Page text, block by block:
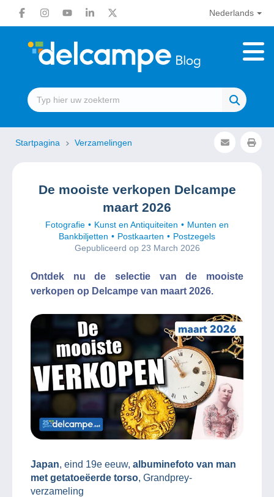
Nederlands
Startpagina Verzamelingen
De mooiste verkopen Delcampe
maart 2026
Fotografie Kunst en Antiquiteiten
Munten en
Bankbiljetten
Postkaarten
Postzegels
Gepubliceerd op 23 March 2026
Ontdek nu de selectie van de mooiste
verkopen op Delcampe van maart 2026.
Japan, eind 19e eeuw, albuminefoto van man
met getatoeëerde torso, Grandprey-
verzameling